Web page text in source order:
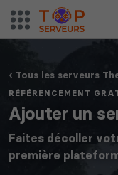
Tous les serveurs
RÉFÉRENCEMENT
Ajouter un
Faites décoller
première